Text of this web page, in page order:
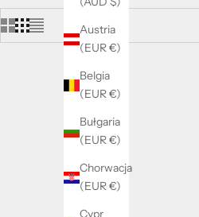
Austria
(EUR €)
Belgia
(EUR €)
Bułgaria
(EUR €)
Chorwacja
(EUR €)
Cypr